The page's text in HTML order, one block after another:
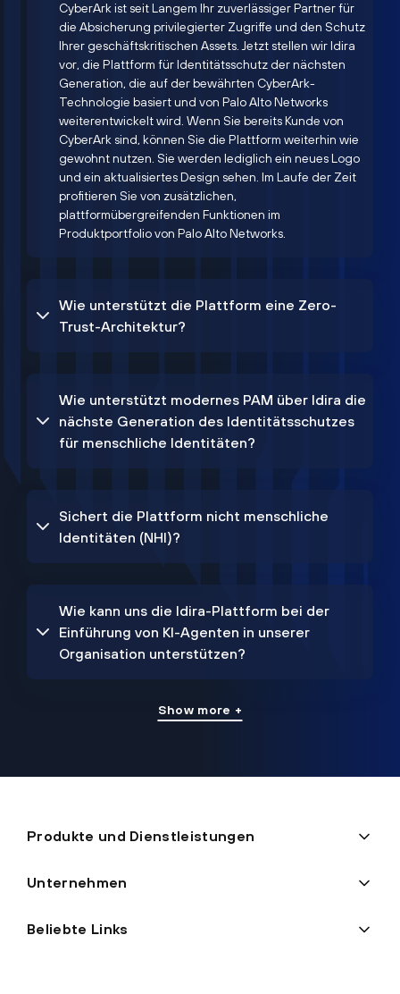
CyberArk ist seit Langem Ihr zuverlässiger Partner für
die Absicherung privilegierter Zugriffe und den Schutz
Ihrer geschäftskritischen Assets. Jetzt stellen wir Idira
vor, die Plattform für Identitätsschutz der nächsten
Generation, die auf der bewährten CyberArk-
Technologie basiert und von Palo Alto Networks
weiterentwickelt wird. Wenn Sie bereits Kunde von
CyberArk sind, können Sie die Plattform weiterhin wie
gewohnt nutzen. Sie werden lediglich ein neues Logo
und ein aktualisiertes Design sehen. Im Laufe der Zeit
profitieren Sie von zusätzlichen,
plattformübergreifenden Funktionen im
Produktportfolio von Palo Alto Networks.
Wie unterstützt die Plattform eine Zero-
Trust-Architektur?
Wie unterstützt modernes PAM über Idira die
nächste Generation des Identitätsschutzes
für menschliche Identitäten?
Sichert die Plattform nicht menschliche
Identitäten (NHI)?
Wie kann uns die Idira-Plattform bei der
Einführung von KI-Agenten in unserer
Organisation unterstützen?
Show more +
Produkte und Dienstleistungen
Unternehmen
Beliebte Links